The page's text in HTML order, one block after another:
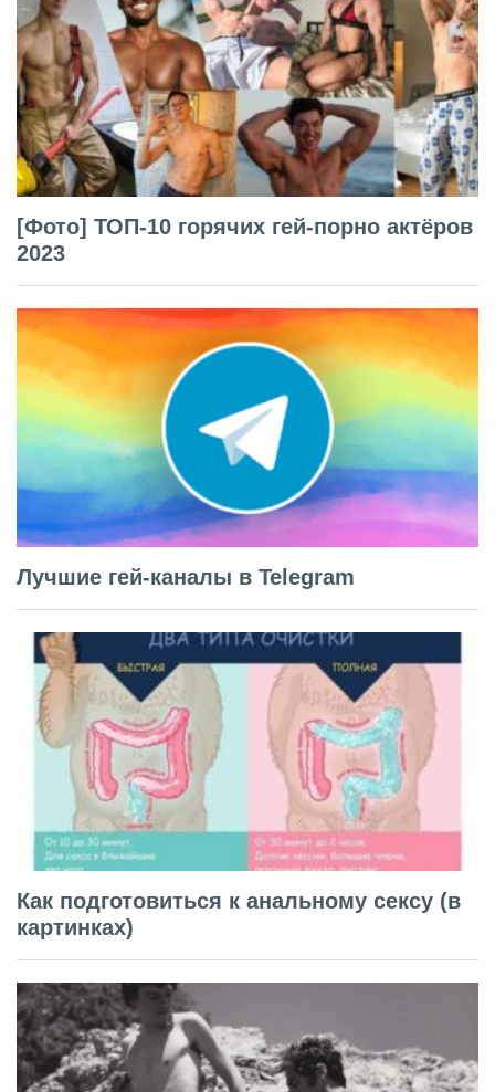
[Фото] ТОП-10 горячих гей-порно актёров
2023
Лучшие гей-каналы в Telegram
Как подготовиться к анальному сексу (в
картинках)